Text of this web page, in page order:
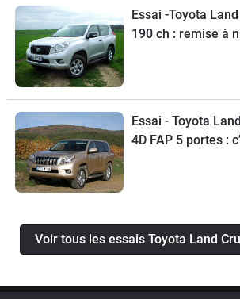
Essai -Toyota Land Cruiser 3.0 D4-D
190 ch : remise à
Essai - Toyota
4D FAP 5 portes :
Voir tous les essais Toyota Land